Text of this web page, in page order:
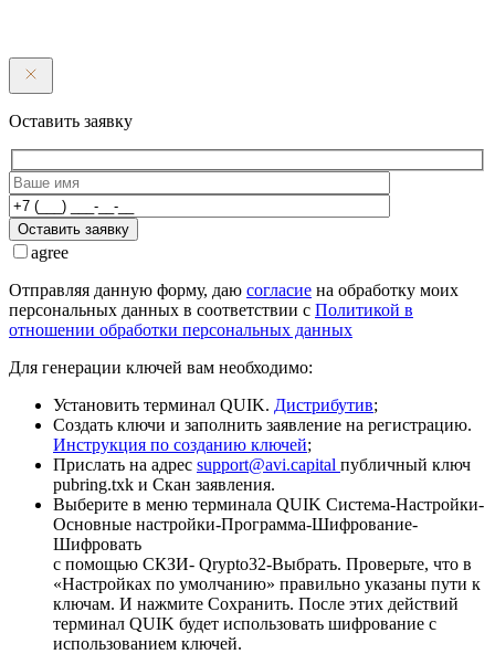
Оставить заявку
Оставить заявку
agree
Отправляя данную форму, даю согласие на обработку моих
персональных данных в соответствии с Политикой в
отношении обработки персональных данных
Для генерации ключей вам необходимо:
Установить терминал QUIK. Дистрибутив;
Создать ключи и заполнить заявление на регистрацию.
Инструкция по созданию ключей;
Прислать на адрес support@avi.capital публичный ключ
pubring.txk и Скан заявления.
Выберите в меню терминала QUIK Система-Настройки-
Основные настройки-Программа-Шифрование-
Шифровать
с помощью СКЗИ- Qrypto32-Выбрать. Проверьте, что в
«Настройках по умолчанию» правильно указаны пути к
ключам. И нажмите Сохранить. После этих действий
терминал QUIK будет использовать шифрование с
использованием ключей.